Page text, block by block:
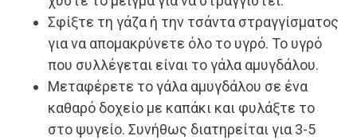
Σφίξτε τη γάζα ή την τσάντα στραγγίσματος
για να απομακρύνετε όλο το υγρό. Το υγρό
που συλλέγεται είναι το γάλα αμυγδάλου.
Μεταφέρετε το γάλα αμυγδάλου σε ένα
καθαρό δοχείο με καπάκι και φυλάξτε το
στο ψυγείο. Συνήθως διατηρείται για 3-5